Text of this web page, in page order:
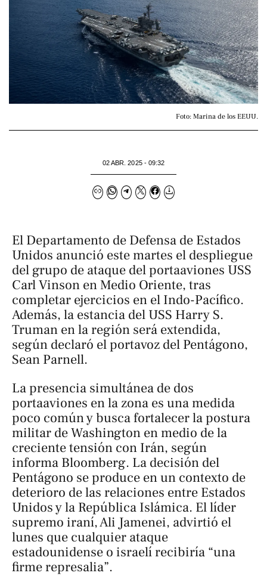
Foto: Marina de los EEUU.
02 ABR. 2025 - 09:32
El Departamento de Defensa de Estados
Unidos anunció este martes el despliegue
del grupo de ataque del portaaviones USS
Carl Vinson en Medio Oriente, tras
completar ejercicios en el Indo-Pacífico.
Además, la estancia del USS Harry S.
Truman en la región será extendida,
según declaró el portavoz del Pentágono,
Sean Parnell.
La presencia simultánea de dos
portaaviones en la zona es una medida
poco común y busca fortalecer la postura
militar de Washington en medio de la
creciente tensión con Irán, según
informa Bloomberg. La decisión del
Pentágono se produce en un contexto de
deterioro de las relaciones entre Estados
Unidos y la República Islámica. El líder
supremo iraní, Ali Jamenei, advirtió el
lunes que cualquier ataque
estadounidense o israelí recibiría “una
firme represalia”.